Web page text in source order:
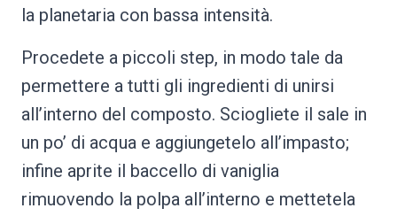
la planetaria con bassa intensità.
Procedete a piccoli step, in modo tale da
permettere a tutti gli ingredienti di unirsi
all’interno del composto. Sciogliete il sale in
un po’ di acqua e aggiungetelo all’impasto;
infine aprite il baccello di vaniglia
rimuovendo la polpa all’interno e mettetela